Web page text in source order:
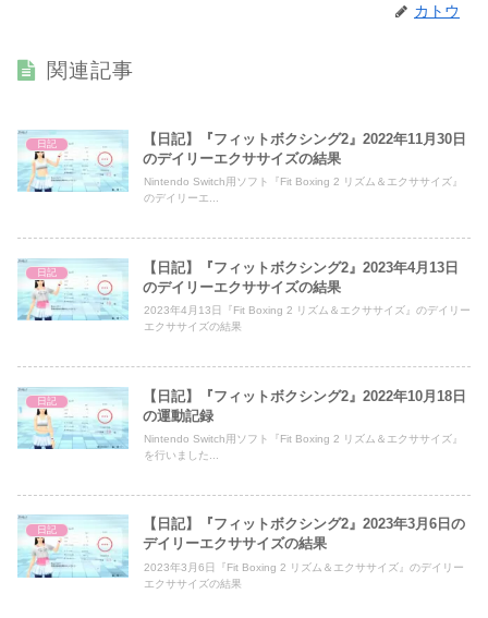
カトウ
関連記事
日記
【日記】『フィットボクシング2』2022年11月30日
のデイリーエクササイズの結果
Nintendo Switch用ソフト『Fit Boxing 2 リズム＆エクササイズ』
のデイリーエ...
日記
【日記】『フィットボクシング2』2023年4月13日
のデイリーエクササイズの結果
2023年4月13日『Fit Boxing 2 リズム＆エクササイズ』のデイリー
エクササイズの結果
日記
【日記】『フィットボクシング2』2022年10月18日
の運動記録
Nintendo Switch用ソフト『Fit Boxing 2 リズム＆エクササイズ』
を行いました...
日記
【日記】『フィットボクシング2』2023年3月6日の
デイリーエクササイズの結果
2023年3月6日『Fit Boxing 2 リズム＆エクササイズ』のデイリー
エクササイズの結果